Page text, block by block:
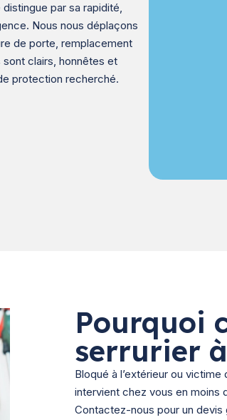
par sa rapidité,
Nous nous déplaçons
de porte, remplacement
clairs, honnêtes et
protection recherché.
Pourquoi
serrurier
Bloqué à l’extérieur ou
intervient chez vous en moins
Contactez-nous pour un devis